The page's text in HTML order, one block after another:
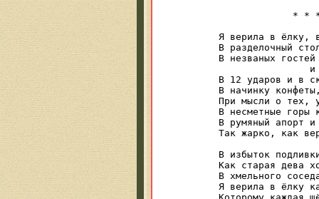
* *
Я верила в ёлку,
В разделочный
В незваных
В 12 ударов и в
В начинку
При мысли о тех,
В несметные горы
В румяный апорт
Так жарко, как
В избыток
Как старая дева
В хмельного
Я верила в ёлку